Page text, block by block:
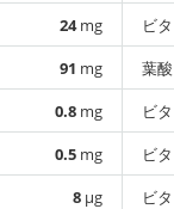
24mg
91 mg
0.8 mg
0.5 mg
8 µg
ビ
葉酸
ビ
ビ
ビ